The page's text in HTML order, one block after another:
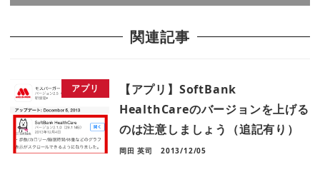
関連記事
アプリ
【アプリ】SoftBank
HealthCareのバージョンを上げる
のは注意しましょう（追記有り）
岡田 英司 2013/12/05